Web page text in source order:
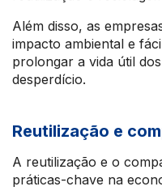
Além disso, as
impacto ambiental e
prolongar a vida útil
desperdício.
Reutilização e
A reutilização e o
práticas-chave na